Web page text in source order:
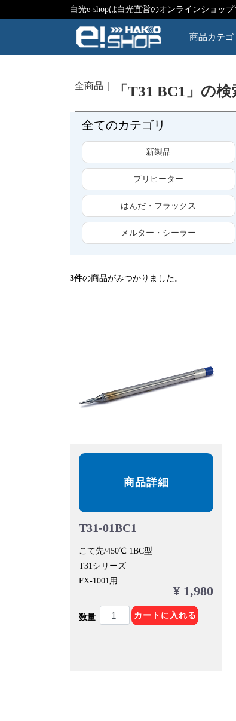
白光e-shopは白光直営のオンラインショップ
商品カテゴ
全商品 「T31 BC1」の
全てのカテゴリ
新製品
プリヒーター
はんだ・フラックス
メルター・シーラー
3件の商品がみつかりました。
商品詳細
T31-01BC1
こて先/450℃ 1BC型
T31シリーズ
FX-1001用
¥ 1,980
数量 カートに入れる